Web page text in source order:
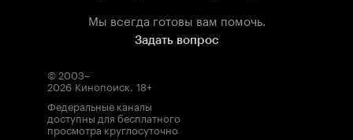
Мы всегда готовы вам помочь.
Задать вопрос
© 2003–
2026 Кинопоиск. 18+
Федеральные каналы
доступны для бесплатного
просмотра круглосуточно